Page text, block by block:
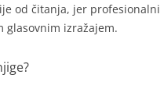
od čitanja, jer profesionalni
izražajem.